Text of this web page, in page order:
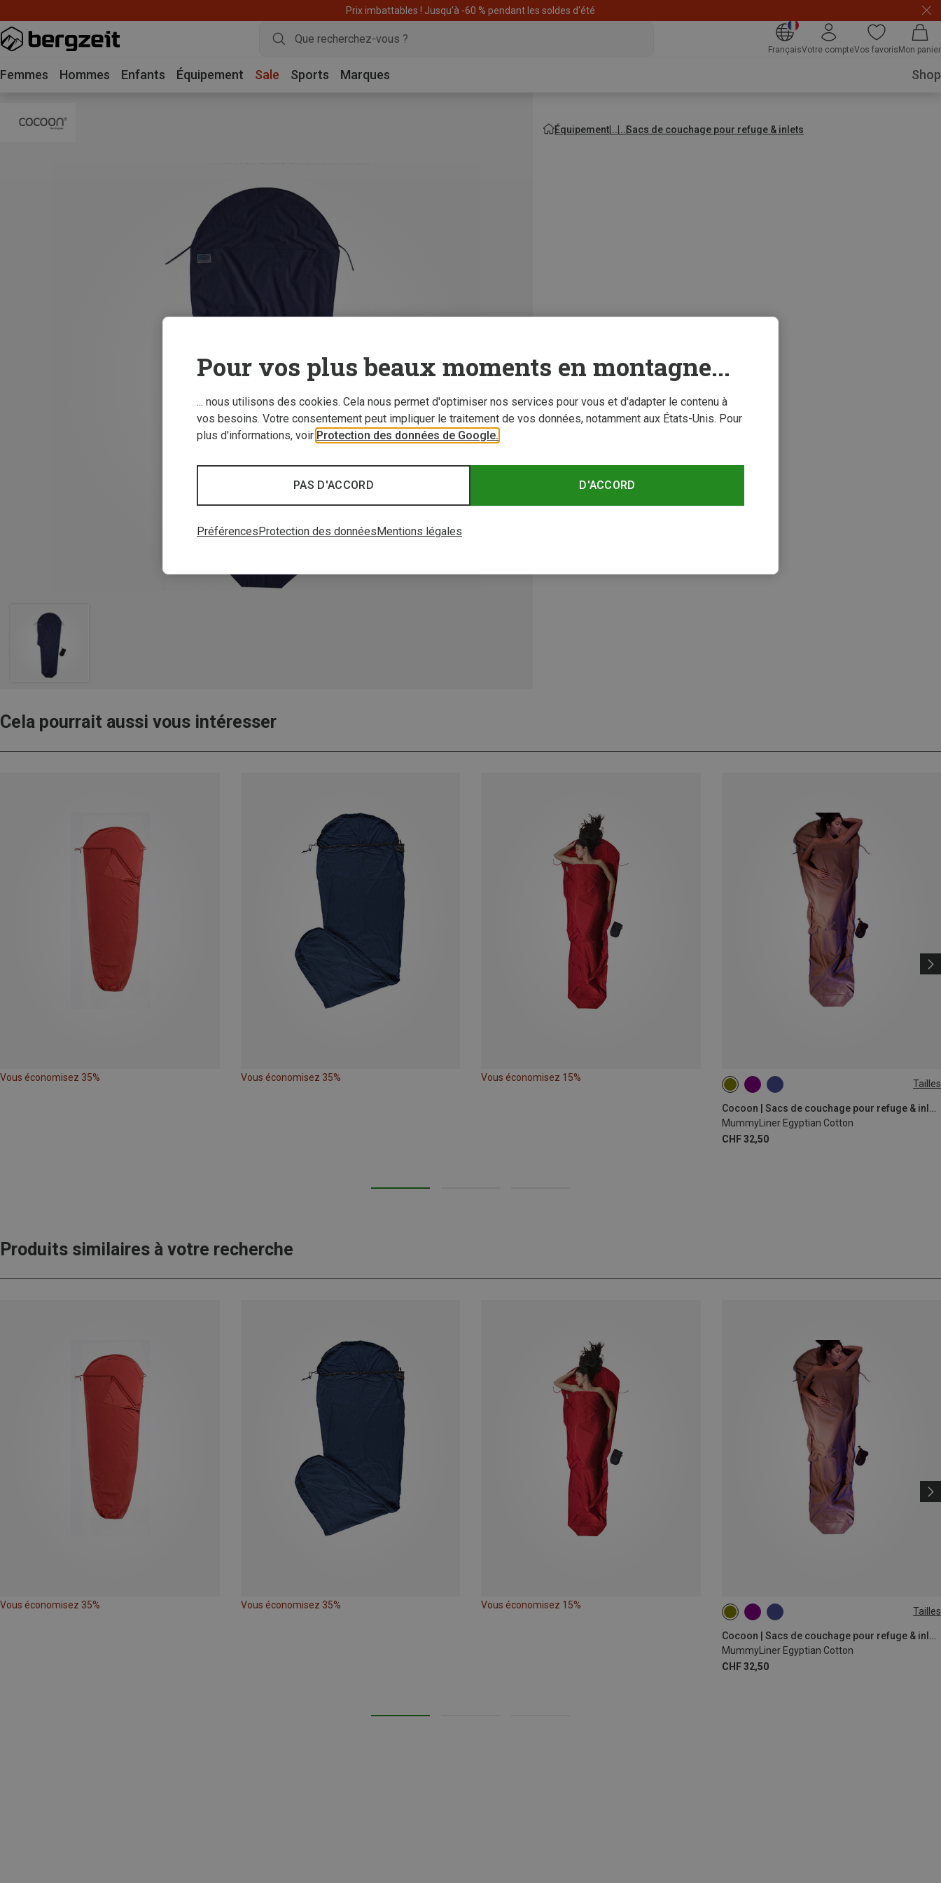
Achetez 3 articles pour CHF 200 & recevez -10% sur l'article le moins cher! Code
FrançaisVotre compteVos favoris Mon panier
Femmes Hommes Enfants Équipement Sale Sports Marques Shop
Équipement Sacs de couchage pour refuge & inlets
Cela pourrait aussi vous intéresser
Vous économisez 35% Vous économisez 35% Vous économisez 15%
Tailles
Cocoon | Sacs de couchage pour refuge & inlets
MummyLiner Egyptian Cotton
CHF 32,50
MAX. 230CM
Produits similaires à votre recherche
Vous économisez 35% Vous économisez 35% Vous économisez 15%
Tailles
Cocoon | Sacs de couchage pour refuge & inlets
MummyLiner Egyptian Cotton
CHF 32,50
MAX. 230CM
Pour vos plus beaux moments en montagne...
... nous utilisons des cookies. Cela nous permet d'optimiser nos services pour vous et d'adapter le contenu à
vos besoins. Votre consentement peut impliquer le traitement de vos données, notamment aux États-Unis. Pour
plus d'informations, voir Protection des données de Google.
D'ACCORD
PAS D'ACCORD
PréférencesProtection des donnéesMentions légales